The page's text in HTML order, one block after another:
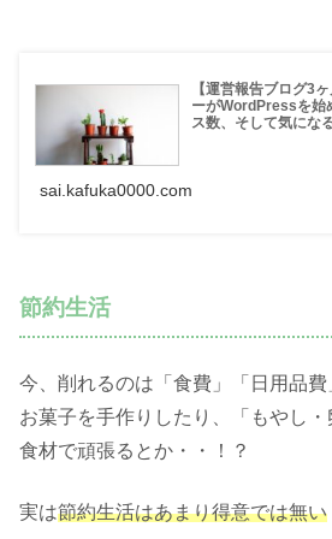
【運営報告ブログ3
ーがWordPressを始
ス数、そして気にな
sai.kafuka0000.com
節約生活
今、削れるのは「食費」「日用品費
お菓子を手作りしたり、「もやし
食材で頑張るとか・・！？
実は節約生活はあまり得意では無い